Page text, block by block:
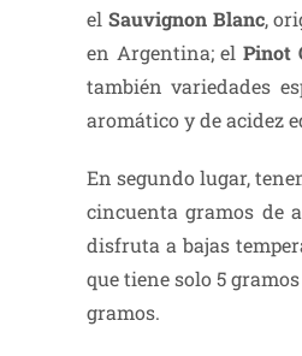
el Sauvignon Blanc,
en Argentina; el Pinot
también variedades
aromático y de acidez
En segundo lugar,
cincuenta gramos de
disfruta a bajas
que tiene solo 5
gramos.